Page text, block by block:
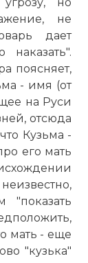
не
дает
поясняет,
- имя (от
на Руси
отсюда
Кузьма -
его мать
"показать
мать - еще
"кузька"